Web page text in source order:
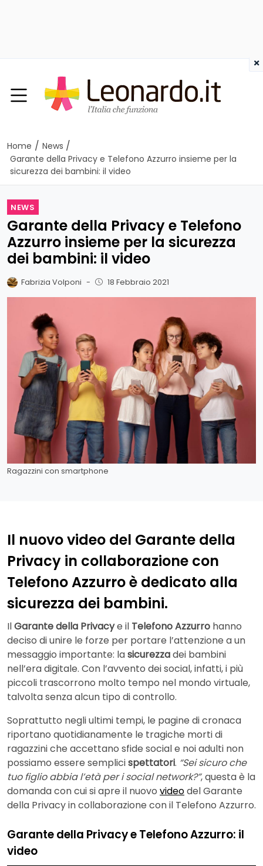
Home / News /
Garante della Privacy e Telefono Azzurro insieme per la
sicurezza dei bambini: il video
NEWS
Garante della Privacy e Telefono
Azzurro insieme per la sicurezza
dei bambini: il video
Fabrizia Volponi - 18 Febbraio 2021
Ragazzini con smartphone
Il nuovo video del Garante della
Privacy in collaborazione con
Telefono Azzurro è dedicato alla
sicurezza dei bambini.
IlGarante della Privacye il Telefono Azzurro hanno
deciso di unire le forze per portare l’attenzione a un
messaggio importante: lasicurezzadei bambini
nell’era digitale. Con l’avvento dei social, infatti, i più
piccoli trascorrono molto tempo nel mondo virtuale,
talvolta senza alcun tipo di controllo.
Soprattutto negli ultimi tempi, le pagine di cronaca
riportano quotidianamente le tragiche morti di
ragazzini che accettano sfide social e noi adulti non
possiamo essere semplicispettatori. “Sei sicuro che
tuo figlio abbia l’età per i social network?”, questa è la
domanda con cui si apre il nuovo videodel Garante
della Privacy in collaborazione con il Telefono Azzurro.
Garante della Privacy e Telefono Azzurro: il
video
×